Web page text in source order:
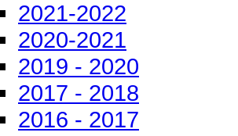
2021-2022
2020-2021
2019 - 2020
2017 - 2018
2016 - 2017